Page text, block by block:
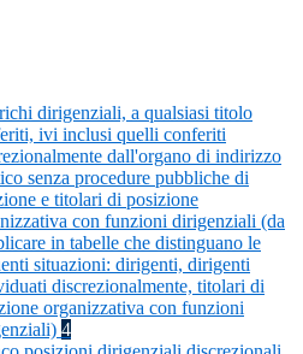
dirigenziali, a qualsiasi titolo
ivi inclusi quelli conferiti
dall'organo di indirizzo
senza procedure pubbliche di
e titolari di posizione
con funzioni dirigenziali (da
in tabelle che distinguano le
situazioni: dirigenti, dirigenti
discrezionalmente, titolari di
organizzativa con funzioni
4